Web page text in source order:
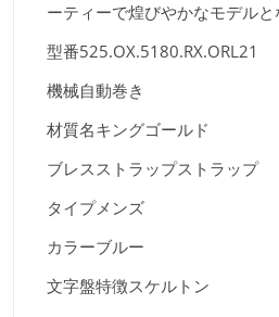
ーティーで煌びやかなモデルと
型番525.OX.5180.RX.ORL21
機械自動巻き
材質名キングゴールド
ブレスストラップストラップ
タイプメンズ
カラーブルー
文字盤特徴スケルトン